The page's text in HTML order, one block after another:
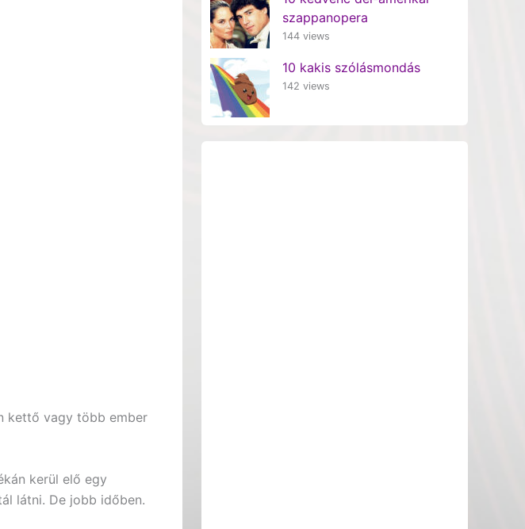
kettő vagy több ember
kerül elő egy
látni. De jobb időben.
szappanopera
144 views
10 kakis szólásmondás
142 views